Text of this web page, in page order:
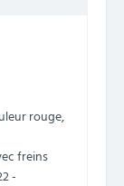
rouge,
freins
-